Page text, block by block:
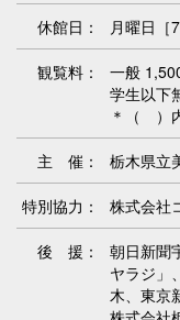
休館日： 月曜日［
観覧料：
一般
学生以下
＊（ ）
主 催： 栃木県立
特別協力： 株式会社
後 援：
朝日新聞
ヤラジ」
木、東京